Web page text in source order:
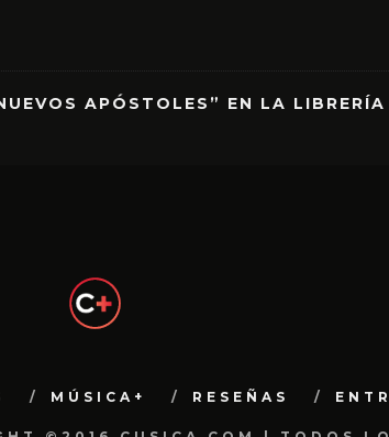
APÓSTOLES” EN LA LIBRERÍA
MÚSICA+ RESEÑAS